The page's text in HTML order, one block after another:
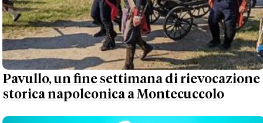
Pavullo, un fine settimana di rievocazione
storica napoleonica a Montecuccolo